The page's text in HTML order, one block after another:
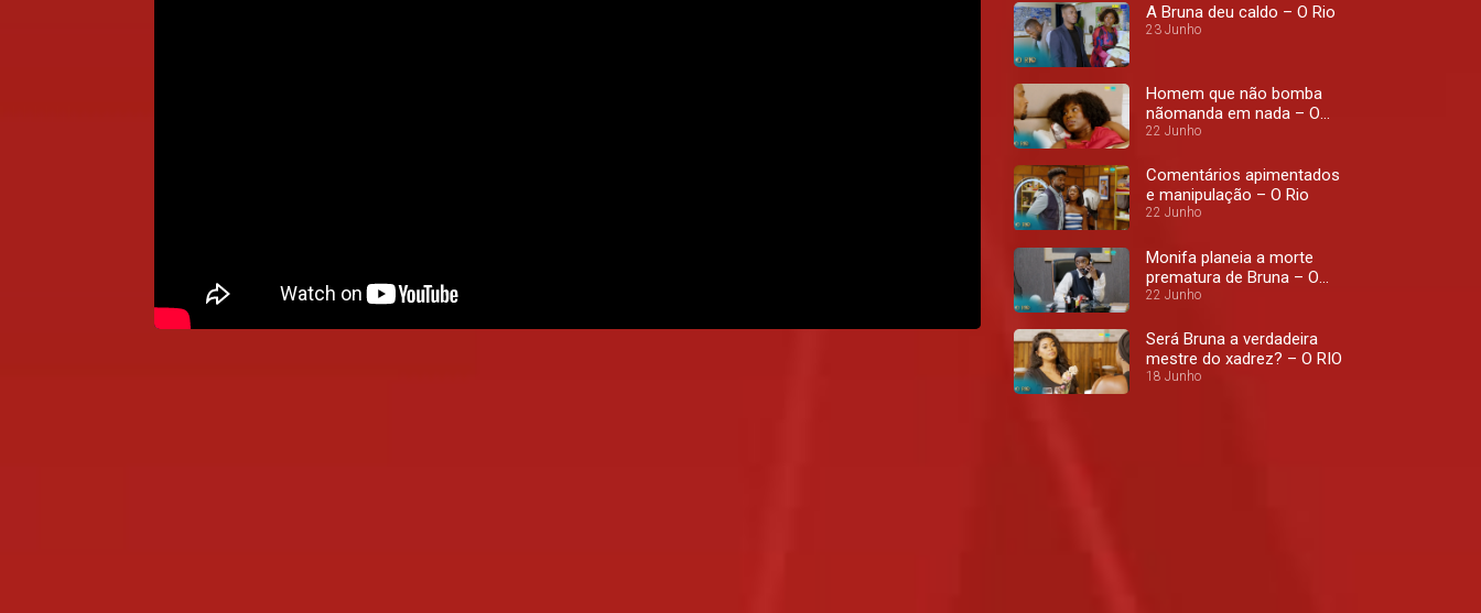
A Bruna deu caldo – O Rio
23 Junho
Homem que não bomba
nãomanda em nada – O
RIO
22 Junho
Comentários apimentados
e manipulação – O Rio
22 Junho
Monifa planeia a morte
prematura de Bruna – O
Rio
22 Junho
Será Bruna a verdadeira
mestre do xadrez? – O RIO
18 Junho